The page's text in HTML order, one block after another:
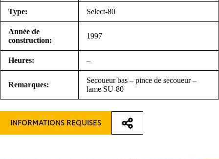
Type: Select-80
Année de
construction:
1997
Heures: –
Remarques:
Secoueur bas – pince de secoueur –
lame SU-80
INFORMATIONS REQUISES